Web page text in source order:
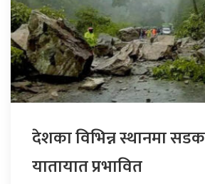
देशका विभिन्न स्थानमा
यातायात प्रभावित